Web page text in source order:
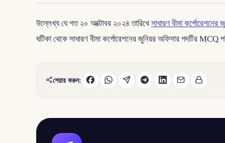
উল্লেখ্য যে গত ২০ অক্টোবর ২০২৪ তারিখে সাধারণ বীমা কর্পোরেশনের
ঘটিকা থেকে সাধারণ বীমা কর্পোরেশনের জুনিয়র অফিসার পদটির MCQ
শেয়ার করুন: